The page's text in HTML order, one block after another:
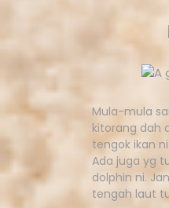
Mula-mula
kitorang dah
tengok ikan
Ada juga yg
dolphin ni.
tengah laut